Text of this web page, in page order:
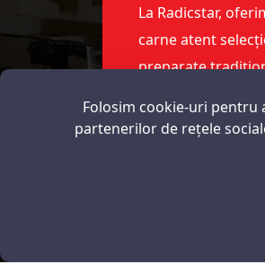
La Radicstar,
carne atent
preparate
gustoasă. Alege
Folosim cookie-uri pentru
partenerilor de rețele